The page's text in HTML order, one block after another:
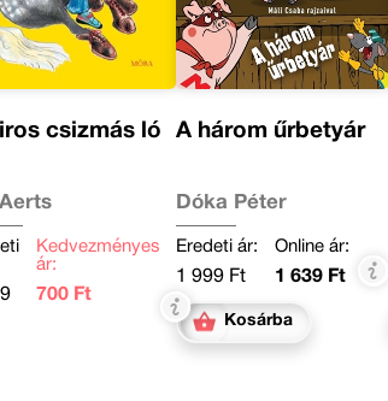
csizmás ló
Kedvezményes
ár:
700 Ft
A három űrbetyár
Dóka Péter
Eredeti ár:
1 999 Ft
Online ár:
1 639 Ft
Kosárba